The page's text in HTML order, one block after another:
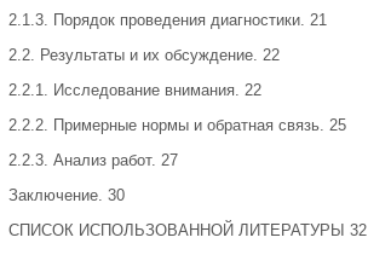
2.1.3. Порядок проведения диагностики. 21
2.2. Результаты и их обсуждение. 22
2.2.1. Исследование внимания. 22
2.2.2. Примерные нормы и обратная связь. 25
2.2.3. Анализ работ. 27
Заключение. 30
СПИСОК ИСПОЛЬЗОВАННОЙ ЛИТЕРАТУРЫ 32